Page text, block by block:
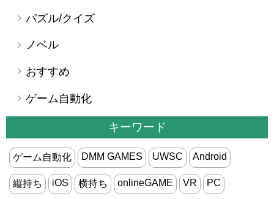
パズル/クイズ
ノベル
おすすめ
ゲーム自動化
キーワード
ゲーム自動化 DMM GAMES UWSC Android
縦持ち iOS 横持ち onlineGAME VR PC